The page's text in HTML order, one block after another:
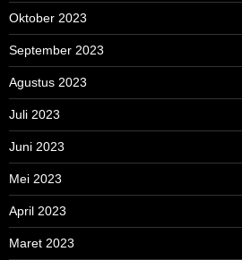
Oktober 2023
September 2023
Agustus 2023
Juli 2023
Juni 2023
Mei 2023
April 2023
Maret 2023